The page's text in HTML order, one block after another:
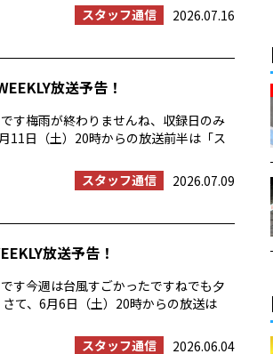
スタッフ通信
2026.07.16
放送予告！
す梅雨が終わりませんね、収録日のみ
11日（土）20時からの放送前半は「ス
スタッフ通信
2026.07.09
放送予告！
す今週は台風すごかったですねでも夕
て、6月6日（土）20時からの放送は
スタッフ通信
2026.06.04